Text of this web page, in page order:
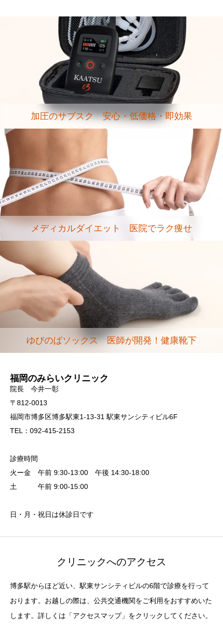
加圧のサブスク 安心・低価格・即効果
メディカルダイエット 医院でラク痩せ
ゆびのばソックス 医師が開発！健康靴下
福岡のみらいクリニック
院長 今井一彰
〒812-0013
福岡市博多区博多駅東1-13-31 駅東サンシティビル6F
TEL：092-415-2153
診療時間
火ー金 午前 9:30-13:00 午後 14:30-18:00
土 午前 9:00-15:00
日・月・祝日は休診日です
クリニックへのアクセス
博多駅からほど近い、駅東サンシティビルの6階で診療を行って
おります。お越しの際は、公共交通機関をご利用をおすすめいた
します。詳しくは「アクセスマップ」をクリックしてください。